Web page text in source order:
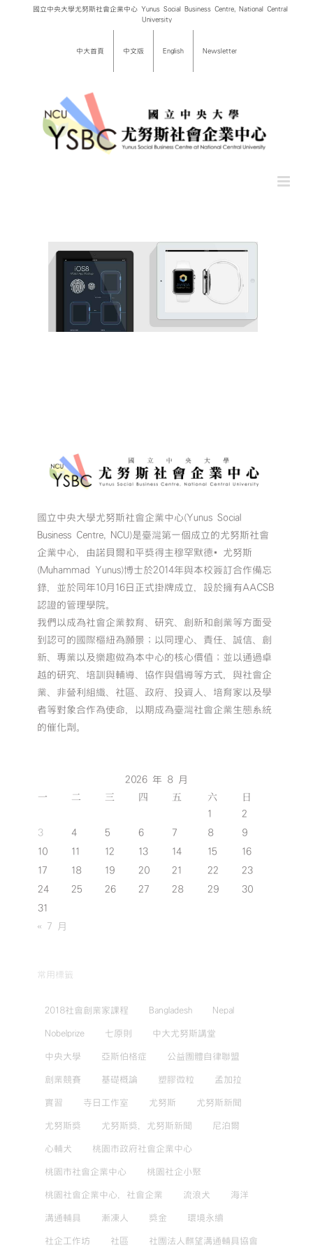
國立中央大學尤努斯社會企業中心 Yunus Social Business Centre, National Central
University
中大首頁 中文版 English Newsletter
國立中央大學尤努斯社會企業中心(Yunus Social
Business Centre, NCU)是臺灣第一個成立的尤努斯社會
企業中心，由諾貝爾和平獎得主穆罕默德•尤努斯
(Muhammad Yunus)博士於2014年與本校簽訂合作備忘
錄，並於同年10月16日正式掛牌成立，設於擁有AACSB
認證的管理學院。
我們以成為社會企業教育、研究、創新和創業等方面受
到認可的國際樞紐為願景；以同理心、責任、誠信、創
新、專業以及樂趣做為本中心的核心價值；並以通過卓
越的研究、培訓與輔導、協作與倡導等方式，與社會企
業、非營利組織、社區、政府、投資人、培育家以及學
者等對象合作為使命，以期成為臺灣社會企業生態系統
的催化劑。
2026 年 8 月
一 二 三 四 五 六 日
1
2
3
4 5 6 7 8
9
10
11 12 13 14 15
16
17
18 19 20 21 22
23
24
25 26 27 28 29
30
31
« 7 月
常用標籤
2018社會創業家課程 Bangladesh Nepal
Nobelprize 七原則 中大尤努斯講堂
中央大學 亞斯伯格症 公益團體自律聯盟
創業競賽 基礎概論 塑膠微粒 孟加拉
實習 寺日工作室 尤努斯 尤努斯新聞
尤努斯獎 尤努斯獎，尤努斯新聞 尼泊爾
心輔犬 桃園市政府社會企業中心
桃園市社會企業中心 桃園社企小聚
桃園社會企業中心，社會企業 流浪犬 海洋
溝通輔具 漸凍人 獎金 環境永續
社企工作坊 社區 社團法人麒望溝通輔具協會